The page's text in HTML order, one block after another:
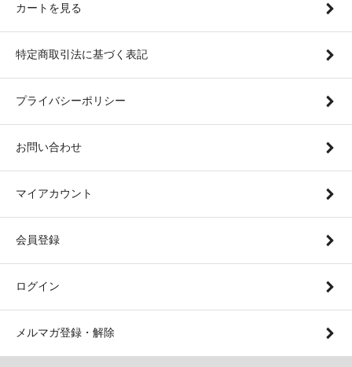
カートを見る
特定商取引法に基づく表記
プライバシーポリシー
お問い合わせ
マイアカウント
会員登録
ログイン
メルマガ登録・解除